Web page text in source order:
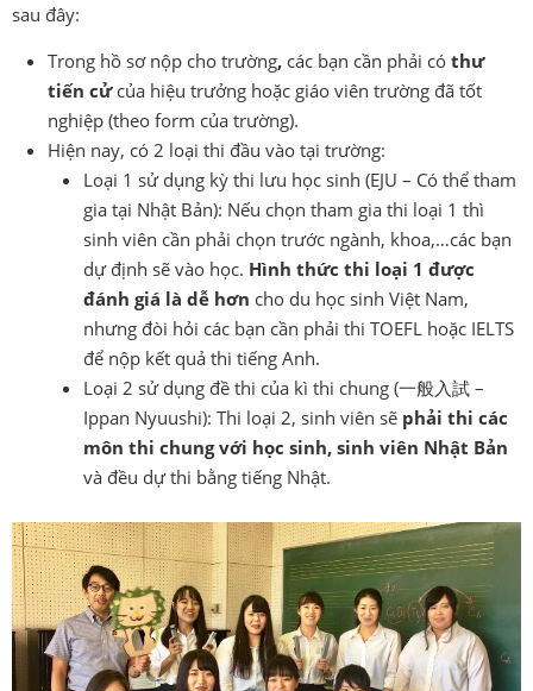
sau đây:
Trong hồ sơ nộp cho trường, các bạn cần phải có thư
tiến cửcủa hiệu trưởng hoặc giáo viên trường đã tốt
nghiệp (theo form của trường).
Hiện nay, có 2 loại thi đầu vào tại trường:
Loại 1 sử dụng kỳ thi lưu học sinh (EJU – Có thể tham
gia tại Nhật Bản): Nếu chọn tham gia thi loại 1 thì
sinh viên cần phải chọn trước ngành, khoa,…các bạn
dự định sẽ vào học. Hình thức thi loại 1 được
đánh giá là dễ hơn cho du học sinh Việt Nam,
nhưng đòi hỏi các bạn cần phải thi TOEFL hoặc IELTS
để nộp kết quả thi tiếng Anh.
Loại 2 sử dụng đề thi của kì thi chung (一般入試 –
Ippan Nyuushi): Thi loại 2, sinh viên sẽ phải thi các
môn thi chung với học sinh, sinh viên Nhật Bản
và đều dự thi bằng tiếng Nhật.